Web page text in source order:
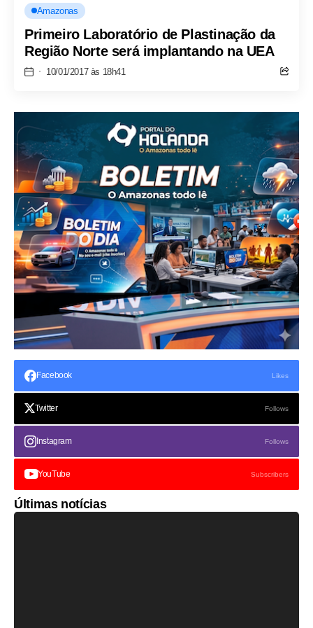
Amazonas
Primeiro Laboratório de Plastinação da
Região Norte será implantando na UEA
10/01/2017 às 18h41
Facebook Likes
Twitter Follows
Instagram Follows
YouTube Subscribers
Últimas notícias